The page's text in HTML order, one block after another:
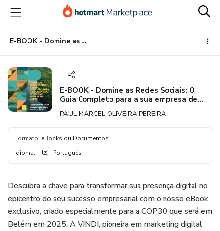
para
conteúdo
principal
para
pagamento
para
rodapé
E-BOOK - Domine as Redes Sociais: O Guia Completo para a sua empresa de turismo bombar na COP30.
E-BOOK - Domine as Redes Sociais: O
Guia Completo para a sua empresa de
PAUL MARCEL OLIVEIRA PEREIRA
Formato: eBooks ou Documentos
Idioma: Português
Descubra a chave para transformar sua presença digital no
epicentro do seu sucesso empresarial com o nosso eBook
exclusivo, criado especialmente para a COP30 que será em
Belém em 2025. A VINDI, pioneira em marketing digital